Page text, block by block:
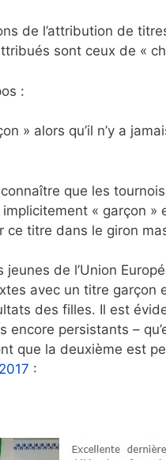
de l’attribution de
sont ceux de «
:
» alors qu’il n’y a
que les
« garçon
ce titre dans le giron
de l’Union
avec un titre
des filles. Il est
encore persistants –
que la deuxième est
: